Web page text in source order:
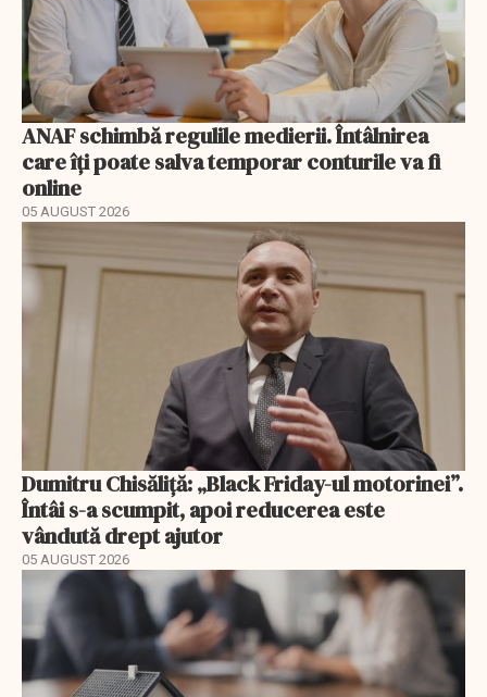
ANAF schimbă regulile medierii. Întâlnirea
care îți poate salva temporar conturile va fi
online
05 AUGUST 2026
Dumitru Chisăliță: „Black Friday-ul motorinei”.
Întâi s-a scumpit, apoi reducerea este
vândută drept ajutor
05 AUGUST 2026